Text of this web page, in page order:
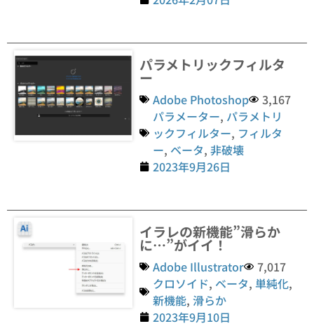
パラメトリックフィルタ
ー
Adobe Photoshop
3,167
パラメーター, パラメトリ
ックフィルター, フィルタ
ー, ベータ,非破壊
2023年9月26日
イラレの新機能”滑らか
に…”がイイ！
Adobe Illustrator
7,017
クロソイド, ベータ,単純化,
新機能,滑らか
2023年9月10日